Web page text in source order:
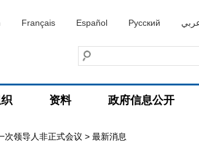
Français Español Русский
资料 政府信息公开
次领导人非正式会议 > 最新消息